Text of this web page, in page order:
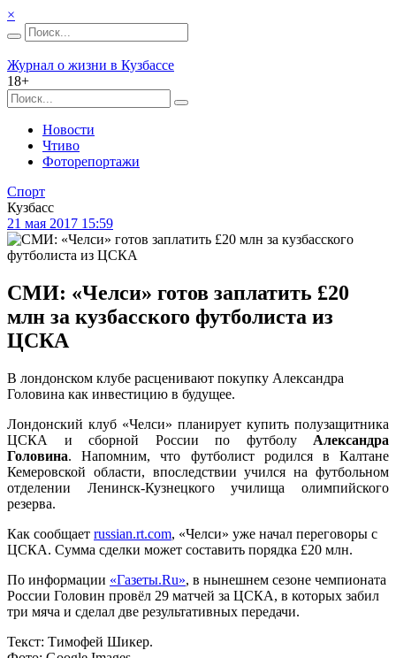
×
Журнал о жизни в Кузбассе
18+
Новости
Чтиво
Фоторепортажи
Спорт
Кузбасс
21 мая 2017 15:59
СМИ: «Челси» готов заплатить £20
млн за кузбасского футболиста из
ЦСКА
В лондонском клубе расценивают покупку Александра
Головина как инвестицию в будущее.
Лондонский клуб «Челси» планирует купить полузащитника
ЦСКА и сборной России по футболу Александра
Головина. Напомним, что футболист родился в Калтане
Кемеровской области, впоследствии учился на футбольном
отделении Ленинск-Кузнецкого училища олимпийского
резерва.
Как сообщает russian.rt.com, «Челси» уже начал переговоры с
ЦСКА. Сумма сделки может составить порядка £20 млн.
По информации «Газеты.Ru», в нынешнем сезоне чемпионата
России Головин провёл 29 матчей за ЦСКА, в которых забил
три мяча и сделал две результативных передачи.
Текст: Тимофей Шикер.